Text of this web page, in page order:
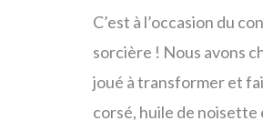
C’est à l’occasion du
sorcière ! Nous avons
joué à transformer et
corsé, huile de